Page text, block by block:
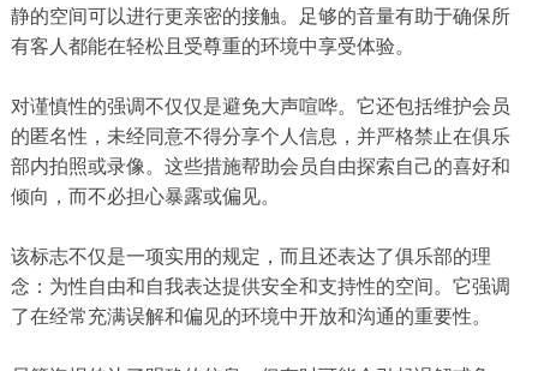
静的空间可以进行更亲密的接触。足够的音量有助于确保所
有客人都能在轻松且受尊重的环境中享受体验。
对谨慎性的强调不仅仅是避免大声喧哗。它还包括维护会员
的匿名性，未经同意不得分享个人信息，并严格禁止在俱乐
部内拍照或录像。这些措施帮助会员自由探索自己的喜好和
倾向，而不必担心暴露或偏见。
该标志不仅是一项实用的规定，而且还表达了俱乐部的理
念：为性自由和自我表达提供安全和支持性的空间。它强调
了在经常充满误解和偏见的环境中开放和沟通的重要性。